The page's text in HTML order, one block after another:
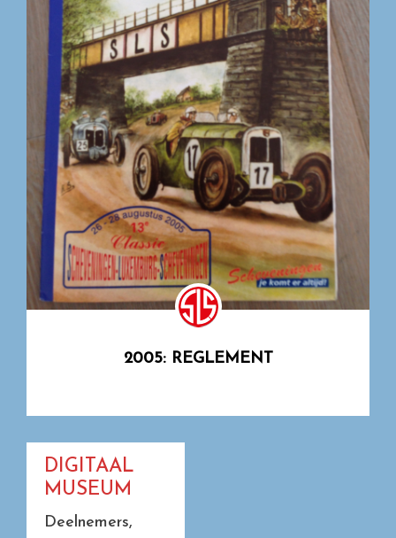
2005: REGLEMENT
DIGITAAL
MUSEUM
Deelnemers,